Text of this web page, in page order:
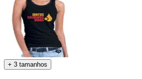
+ 3 tamanhos